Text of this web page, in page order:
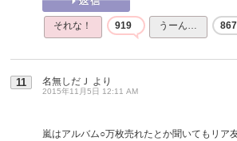
それな！ 919 うーん… 867
11 名無しだＪ より
2015年11月5日 12:11 AM
嵐はアルバム○万枚売れたとか聞いてもリア